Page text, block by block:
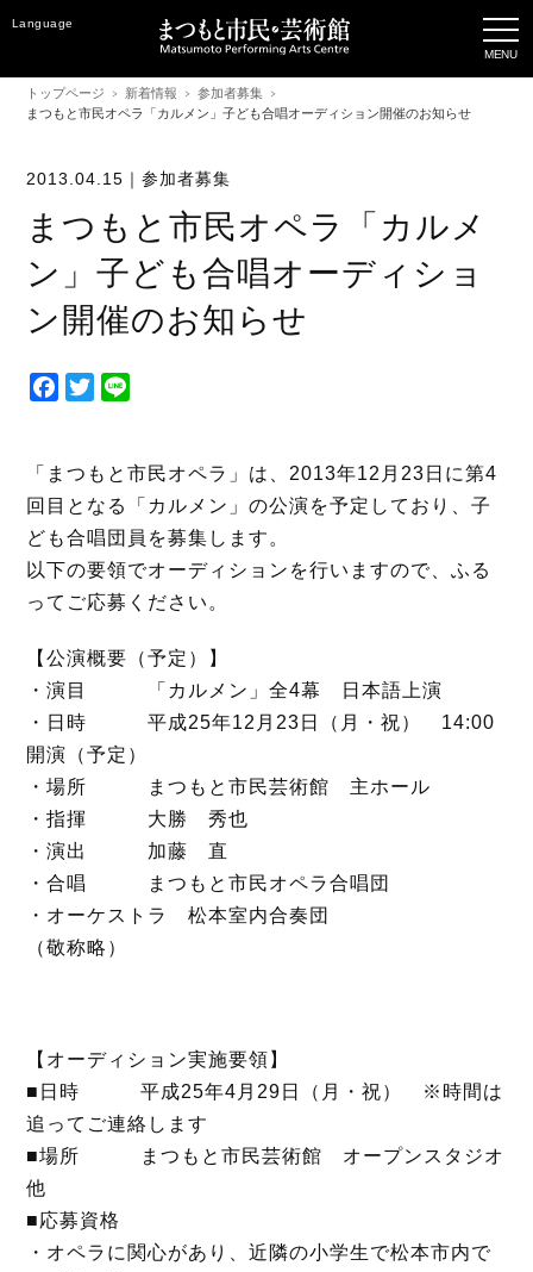
Language
トップページ 新着情報
参加者募集
まつもと市民オペラ「カルメン」子ども合唱オーディション開催のお知らせ
2013.04.15｜参加者募集
まつもと市民オペラ「カルメ
ン」子ども合唱オーディショ
ン開催のお知らせ
F
e
b
o
o
T
t
t
e
r
e
「まつもと市民オペラ」は、2013年12月23日に第4
回目となる「カルメン」の公演を予定しており、子
ども合唱団員を募集します。
以下の要領でオーディションを行いますので、ふる
ってご応募ください。
【公演概要（予定）】
・演目 「カルメン」全4幕 日本語上演
・日時 平成25年12月23日（月・祝） 14:00
開演（予定）
・場所 まつもと市民芸術館 主ホール
・指揮 大勝 秀也
・演出 加藤 直
・合唱 まつもと市民オペラ合唱団
・オーケストラ 松本室内合奏団
（敬称略）
【オーディション実施要領】
■日時 平成25年4月29日（月・祝） ※時間は
追ってご連絡します
■場所 まつもと市民芸術館 オープンスタジオ
他
■応募資格
・オペラに関心があり、近隣の小学生で松本市内で